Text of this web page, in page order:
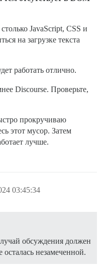
JavaScript, CSS и
на загрузке текста
работать отлично.
Discourse. Проверьте,
прокручиваю
этот мусор. Затем
лучше.
03:45:34
обсуждения должен
незамеченной.